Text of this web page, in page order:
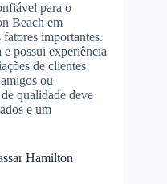
para o
Beach em
importantes.
e possui experiência
de clientes
ou
qualidade deve
e um
Hamilton